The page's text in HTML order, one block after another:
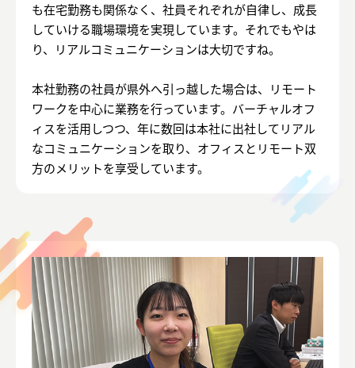
も在宅勤務も関係なく、社員それぞれが自律し、成長
していける職場環境を実現しています。それでもやは
り、リアルコミュニケーションは大切ですね。
本社勤務の社員が県外へ引っ越した場合は、リモート
ワークを中心に業務を行っています。バーチャルオフ
ィスを活用しつつ、年に数回は本社に出社してリアル
なコミュニケーションを取り、オフィスとリモート双
方のメリットを享受しています。